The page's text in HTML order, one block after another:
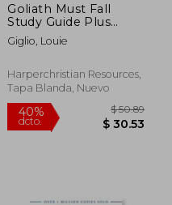
Goliath Must Fall
Study Guide Plus
Streaming Video:
Winning the Battle
(en Inglés)
Giglio, Louie
Harperchristian Resources,
Tapa Blanda, Nuevo